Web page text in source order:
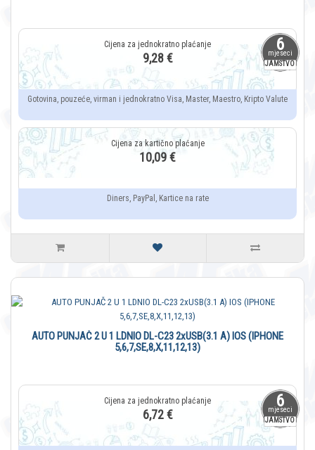
6
mjeseci
JAMSTVO
9,28 €
Gotovina, pouzeće, virman i jednokratno Visa, Master, Maestro, Kripto Valute
10,09 €
Diners, PayPal, Kartice na rate
6
mjeseci
JAMSTVO
AUTO PUNJAČ 2 U 1 LDNIO DL-C23 2xUSB(3.1 A) IOS (IPHONE
5,6,7,SE,8,X,11,12,13)
6,72 €